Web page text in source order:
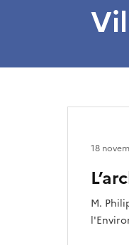
M.
18